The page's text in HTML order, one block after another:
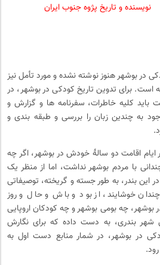
نویسنده و تاریخ پژوه جنوب ایران
در بوشهر هنوز نوشته نشده و مورد تأمل نیز
است. برای تدوین تاریخ کودکی در بوشهر، در
باید کلیه خاطرات، سفرنامه ها و گزارش و
به چندین زبان را بررسی و طبقه بندی و
ایام اقامت دو سالۀ خودش در بوشهر، اگر چه
با مردم بوشهر نداشت، اما از منظر یک
این بندر، به طور جسته و گریخته، توصیفاتی
چندان خوشایند، از بود و باش و حال و روز
بوشهر، چه بومی بوشهر و چه کودکان اروپایی
شهر بندری، به دست داده که برای نگارش
در بوشهر، در شمار منابع دست اول به